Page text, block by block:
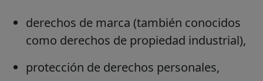
derechos de marca (también conocidos
como derechos de propiedad industrial),
protección de derechos personales,